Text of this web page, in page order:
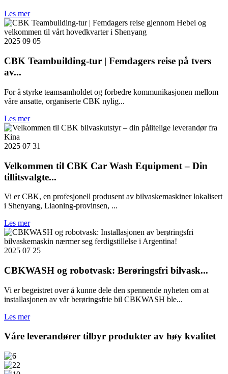
Les mer
2025 09 05
CBK Teambuilding-tur | Femdagers reise på tvers
av...
For å styrke teamsamholdet og forbedre kommunikasjonen mellom
våre ansatte, organiserte CBK nylig...
Les mer
2025 07 31
Velkommen til CBK Car Wash Equipment – ​​Din
tillitsvalgte...
Vi er CBK, en profesjonell produsent av bilvaskemaskiner lokalisert
i Shenyang, Liaoning-provinsen, ...
Les mer
2025 07 25
CBKWASH og robotvask: Berøringsfri bilvask...
Vi er begeistret over å kunne dele den spennende nyheten om at
installasjonen av vår berøringsfrie bil CBKWASH ble...
Les mer
Våre leverandører tilbyr produkter av høy kvalitet